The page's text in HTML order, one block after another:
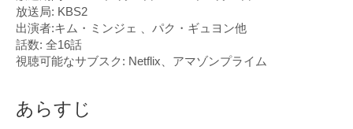
放送局: KBS2
出演者:キム・ミンジェ 、パク・ギュヨン他
話数: 全16話
視聴可能なサブスク: Netflix、アマゾンプライム
あらすじ